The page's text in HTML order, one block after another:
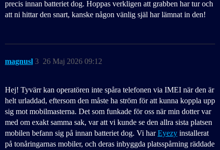
precis innan batteriet dog. Hoppas verkligen att grabben har tur och
att ni hittar den snart, kanske någon vänlig själ har lämnat in den!
magnusl 26 Maj 2026 09:12
3
Hej! Tyvärr kan operatören inte spåra telefonen via IMEI när den är
helt urladdad, eftersom den måste ha ström för att kunna koppla upp
sig mot mobilmasterna. Det som funkade för oss när min dotter var
med om exakt samma sak, var att vi kunde se den allra sista platsen
mobilen befann sig på innan batteriet dog. Vi harEyezy installerat
på tonåringarnas mobiler, och deras inbyggda platsspårning räddade